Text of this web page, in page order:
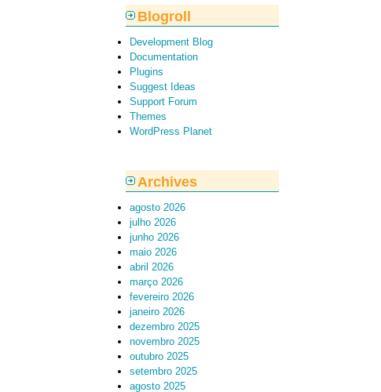
Blogroll
Development Blog
Documentation
Plugins
Suggest Ideas
Support Forum
Themes
WordPress Planet
Archives
agosto 2026
julho 2026
junho 2026
maio 2026
abril 2026
março 2026
fevereiro 2026
janeiro 2026
dezembro 2025
novembro 2025
outubro 2025
setembro 2025
agosto 2025